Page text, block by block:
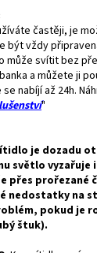
častěji, je
být vždy
může svítit bez
a můžete ji
nabíjí až 24h.
"
je dozadu
světlo vyzařuje
přes prořezané
nedostatky na
pokud je
štuk).